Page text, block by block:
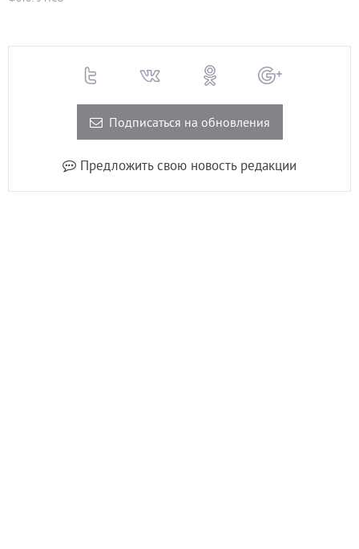
Подписаться на обновления
Предложить свою новость редакции